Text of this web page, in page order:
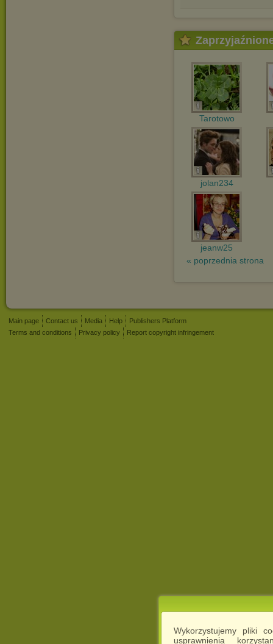
Wykorzystujemy pliki
usprawnienia
Tarotowo
jolan234
jeanw25
« poprzednia strona
Main page Contact us Media Help
Publishers Platform
Terms and conditions
Privacy policy Report copyright infringement